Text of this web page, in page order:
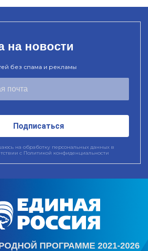
на новости
без спама и рекламы
Подписаться
на обработку персональных данных в
с Политикой конфиденциальности
ПРОГРАММЕ 2021-2026